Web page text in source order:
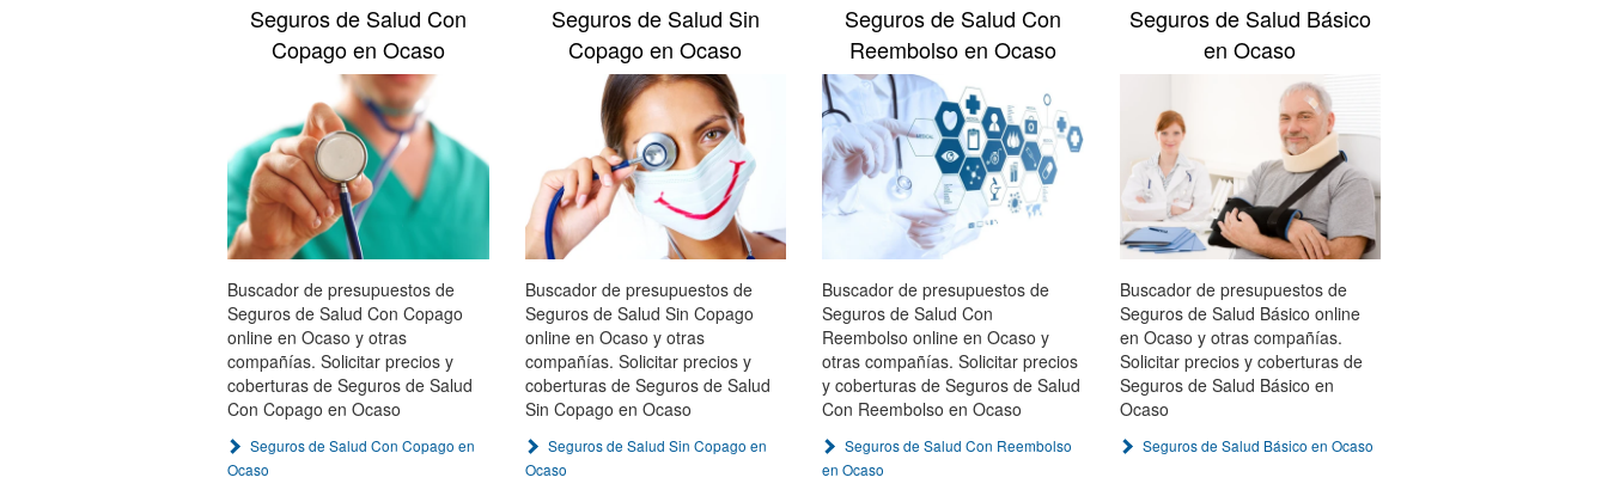
Seguros de Salud Con
Copago en Ocaso
Buscador de presupuestos de
Seguros de Salud Con Copago
online en Ocaso y otras
compañías. Solicitar precios y
coberturas de Seguros de Salud
Con Copago en Ocaso
Seguros de Salud Con Copago en
Ocaso
Seguros de Salud Sin
Copago en Ocaso
Buscador de presupuestos de
Seguros de Salud Sin Copago
online en Ocaso y otras
compañías. Solicitar precios y
coberturas de Seguros de Salud
Sin Copago en Ocaso
Seguros de Salud Sin Copago en
Ocaso
Seguros de Salud Con
Reembolso en Ocaso
Buscador de presupuestos de
Seguros de Salud Con
Reembolso online en Ocaso y
otras compañías. Solicitar precios
y coberturas de Seguros de Salud
Con Reembolso en Ocaso
Seguros de Salud Con Reembolso
en Ocaso
Seguros de Salud Básico
en Ocaso
Buscador de presupuestos de
Seguros de Salud Básico online
en Ocaso y otras compañías.
Solicitar precios y coberturas de
Seguros de Salud Básico en
Ocaso
Seguros de Salud Básico en Ocaso